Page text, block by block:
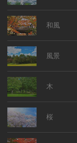
和風
風景
木
桜